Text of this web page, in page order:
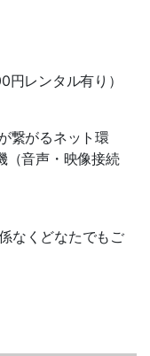
レンタル有り）
繋がるネット環
（音声・映像接続
なくどなたでもご